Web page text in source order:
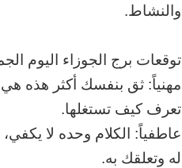
والنشاط.
توقعات برج الجوزاء اليوم الجمعة 19-11-
مهنياً: ثق بنفسك أكثر هذه
تعرف كيف تستغلها.
عاطفياً: الكلام وحده لا
له وتعلقك به.